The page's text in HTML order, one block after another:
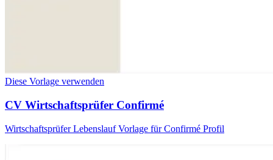
Diese Vorlage verwenden
CV Wirtschaftsprüfer Confirmé
Wirtschaftsprüfer Lebenslauf Vorlage für Confirmé Profil